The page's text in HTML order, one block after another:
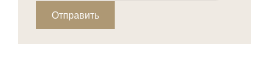
Отправить